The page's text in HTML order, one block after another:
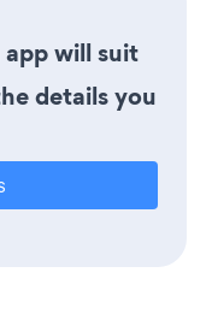
will suit
details you